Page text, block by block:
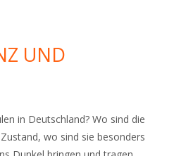
UND
in Deutschland? Wo sind die
wo sind sie besonders